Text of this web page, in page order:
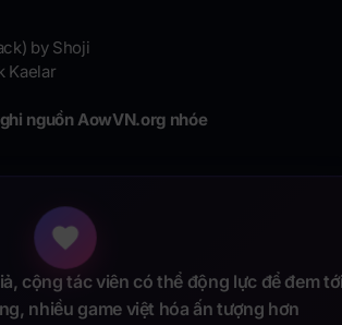
by Shoji
Kaelar
nguồn AowVN.org nhóe
cộng tác viên có thể động lực để đem
nhiều game việt hóa ấn tượng hơn